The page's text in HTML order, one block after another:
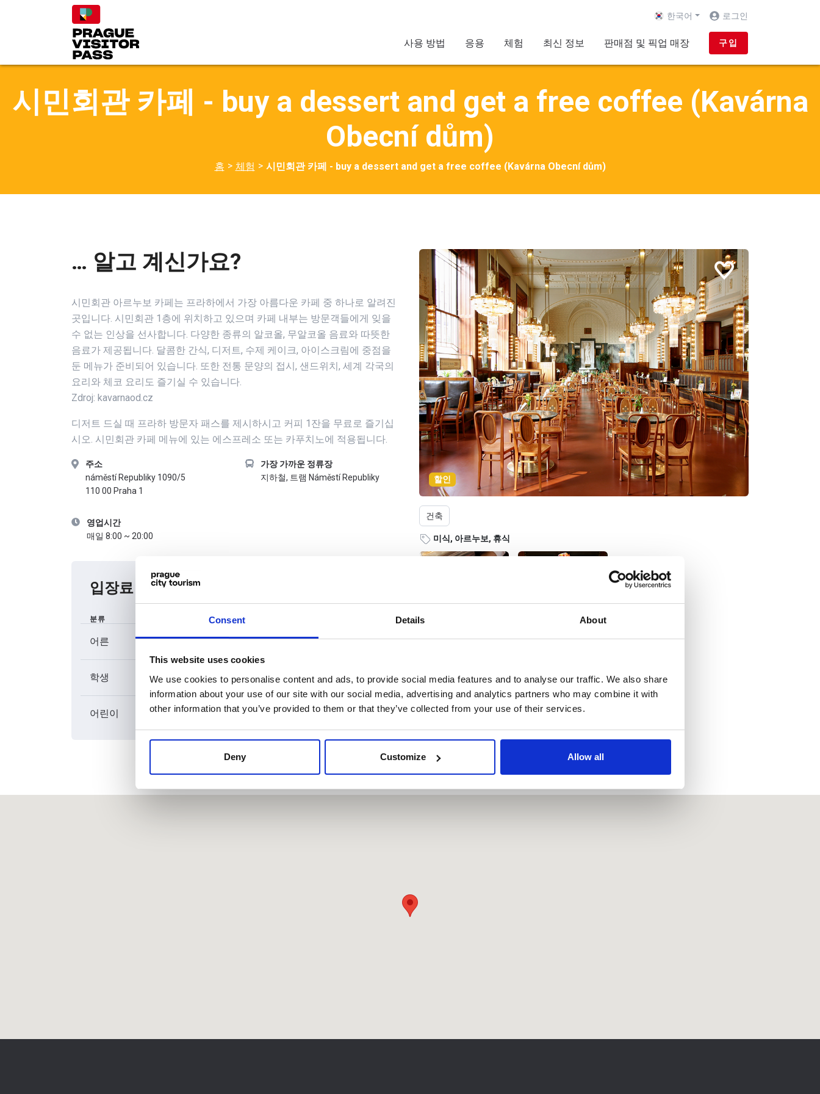
Consent Details About
This website uses cookies
We use cookies to personalise content and ads, to provide social media features and to analyse our traffic. We also share
information about your use of our site with our social media, advertising and analytics partners who may combine it with
other information that you’ve provided to them or that they’ve collected from your use of their services.
Deny Customize Allow all
한국어 로그인
사용 방법 응용 체험 (current)최신 정보 판매점 및 픽업 매장 구입
시민회관 카페 - buy a dessert and get a free coffee (Kavárna
Obecní dům)
홈 > 체험 > 시민회관 카페 - buy a dessert and get a free coffee (Kavárna Obecní dům)
… 알고 계신가요?
시민회관 아르누보 카페는 프라하에서 가장 아름다운 카페 중 하나로 알려진
곳입니다. 시민회관 1층에 위치하고 있으며 카페 내부는 방문객들에게 잊을
수 없는 인상을 선사합니다. 다양한 종류의 알코올, 무알코올 음료와 따뜻한
음료가 제공됩니다. 달콤한 간식, 디저트, 수제 케이크, 아이스크림에 중점을
둔 메뉴가 준비되어 있습니다. 또한 전통 문양의 접시, 샌드위치, 세계 각국의
요리와 체코 요리도 즐기실 수 있습니다.
Zdroj: kavarnaod.cz
디저트 드실 때 프라하 방문자 패스를 제시하시고 커피 1잔을 무료로 즐기십
시오. 시민회관 카페 메뉴에 있는 에스프레소 또는 카푸치노에 적용됩니다.
주소
náměstí Republiky 1090/5
110 00 Praha 1
가장 가까운 정류장
지하철, 트램 Náměstí Republiky
영업시간
매일 8:00 ~ 20:00
입장료 가격표
분류 일반 입장료
어른 무료 무료
학생 무료 무료
어린이 무료 무료
할인
건축
미식, 아르누보, 휴식